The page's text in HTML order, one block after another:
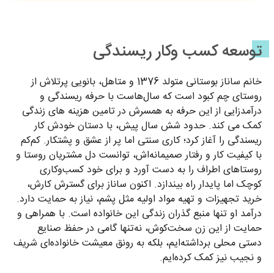
توسعه کسب وکار ریسندگی
خانم ساناز بوستانی متولد 1376 و متاهل، بانویی پرتلاش از
روستای چم کبود است که سال‌هاست با حرفه ریسندگی و
درآمدزایی از این حرفه به همسرش در تامین هزینه های زندگی
کمک می کند. حدود شش سال پیش، با دستان خودش کار
ریسندگی را آغاز کرد؛ کاری سنتی اما پر از عشق و پشتکار. کم‌کم
با کیفیت کار و رفتار صمیمانه‌اش، توانست دل مشتریان روستا و
روستاهای اطراف را به دست آورد و برای خود کسب‌وکاری
کوچک اما پایدار راه بیندازد. اکنون ساناز برای گسترش کارش،
خرید تجهیزات و تهیه مواد اولیه مثل پشم، نیاز به حمایت دارد.
درآمد او تنها منبع گذران زندگی این خانواده است. با همراهی و
حمایت از این زن سخت‌کوش، نه‌تنها گامی در حفظ صنایع
دستی محلی برداشته‌ایم، بلکه به رونق معیشت خانواده‌ای شریف
و نجیب نیز کمک کرده‌ایم.